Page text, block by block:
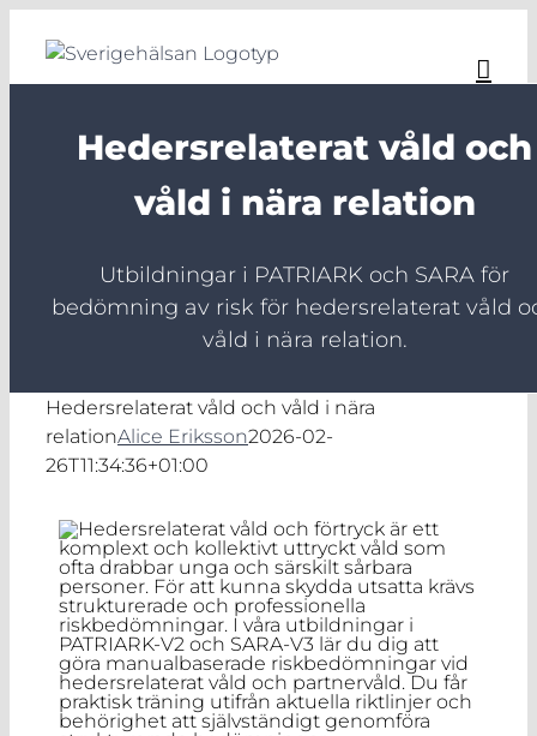
innehållet
Hedersrelaterat våld och
våld i nära relation
Utbildningar i PATRIARK och SARA för
bedömning av risk för hedersrelaterat våld
våld i nära relation.
Hedersrelaterat våld och våld i nära
relationAlice Eriksson2026-02-
26T11:34:36+01:00